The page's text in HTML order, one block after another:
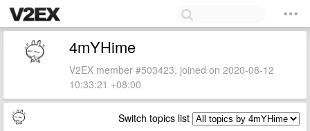
4mYHime
V2EX member #503423, joined on 2020-08-12
10:33:21 +08:00
Switch topics list